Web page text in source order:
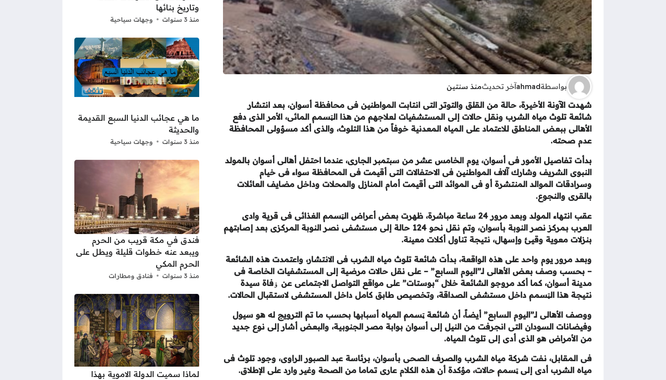
وتاريخ بنائها
منذ 3 سنوات وجهات سياحية
ما هي عجائب الدنيا السبع القديمة
والحديثة
منذ 3 سنوات وجهات سياحية
فندق في مكة قريب من الحرم
ويبعد عنه خطوات قليلة ويطل على
الحرم المكي
منذ 3 سنوات فنادق ومطارات
لماذا سميت الدولة الاموية بهذا
بواسطةahmadآخر تحديثمنذ سنتين
شهدت الآونة الأخيرة، حالة من القلق والتوتر التى انتابت المواطنين فى محافظة أسوان، بعد انتشار
شائعة تلوث مياه الشرب ونقل حالات إلى المستشفيات لعلاجهم من هذا الټسمم المائى، الأمر الذى دفع
الأهالى ببعض المناطق للاعتماد على المياه المعدنية خوفاً من هذا التلوث، والذى أكد مسؤولى المحافظة
عدم صحته.
بدأت تفاصيل الأمور فى أسوان، يوم الخامس عشر من سبتمبر الجارى، عندما احتفل أهالى أسوان بالمولد
النبوى الشريف وشارك آلاف المواطنين فى الاحتفالات التى أقيمت فى المحافظة سواء فى خيام
وسرادقات الموالد المنتشرة أو فى الموائد التى أقيمت أمام المنازل والمحلات وداخل مضايف العائلات
بالقرى والنجوع.
عقب انتهاء المولد وبعد مرور 24 ساعة مباشرة، ظهرت بعض أعراض الټسمم الغذائى فى قرية وادى
العرب بمركز نصر النوبة بأسوان، وتم نقل نحو 124 حالة إلى مستشفى نصر النوبة المركزى بعد إصابتهم
بنزلات معوية وقيئ وإسهال، نتيجة تناول أكلات معينة.
وبعد مرور يوم واحد على هذه الواقعة، بدأت شائعة تلوث مياه الشرب فى الانتشار، واعتمدت هذه الشائعة
– بحسب وصف بعض الأهالى لـ”اليوم السابع” – على نقل حالات مرضية إلى المستشفيات الخاصة فى
مدينة أسوان، كما أكد مروجو الشائعة خلال “بوستات” على مواقع التواصل الاجتماعى عن ۏفاة سيدة
نتيجة هذا الټسمم داخل مستشفى الصداقة، وتخصيص طابق كامل داخل المستشفى لاستقبال الحالات.
ووصف الأهالى لـ”اليوم السابع” أيضاً، أن شائعة ټسمم المياه أسبابها بحسب ما تم الترويج له هو سيول
وفيضانات السودان التى انجرفت من النيل إلى أسوان بوابة مصر الجنوبية، والبعض أشار إلى نوع جديد
من الأمراض هو الذى أدى إلى تلوث المياه.
فى المقابل، نفت شركة مياه الشرب والصرف الصحى بأسوان، برئاسة عبد الصبور الراوى، وجود تلوث فى
مياه الشرب أدى إلى ټسمم حالات، مؤكدة أن هذه الكلام عارى تماما من الصحة وغير وارد على الإطلاق.